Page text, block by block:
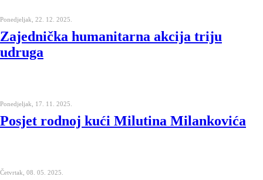
Ponedjeljak, 22. 12. 2025.
Zajednička humanitarna akcija triju
udruga
Ponedjeljak, 17. 11. 2025.
Posjet rodnoj kući Milutina Milankovića
Četvrtak, 08. 05. 2025.